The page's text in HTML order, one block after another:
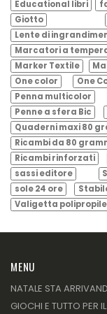
Educational libri
Giotto
Lente di
Marcatori a
Marker Textile
One color
One
Penna multicolor
Penne a sfera Bic
Quaderni maxi 80
Ricambi da 80
Ricambi rinforzati
sassi editore
sole 24 ore
Valigetta
MENU
NATALE STA
GIOCHI E TUTTO PER